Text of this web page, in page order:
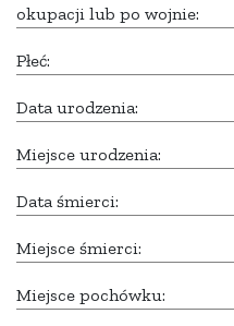
okupacji lub po wojnie:
Płeć:
Data urodzenia:
Miejsce urodzenia:
Data śmierci:
Miejsce śmierci:
Miejsce pochówku: